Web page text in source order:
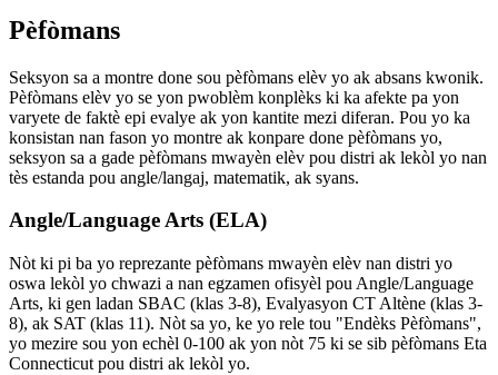
Pèfòmans
Seksyon sa a montre done sou pèfòmans elèv yo ak absans kwonik.
Pèfòmans elèv yo se yon pwoblèm konplèks ki ka afekte pa yon
varyete de faktè epi evalye ak yon kantite mezi diferan. Pou yo ka
konsistan nan fason yo montre ak konpare done pèfòmans yo,
seksyon sa a gade pèfòmans mwayèn elèv pou distri ak lekòl yo nan
tès estanda pou angle/langaj, matematik, ak syans.
Angle/Language Arts (ELA)
Nòt ki pi ba yo reprezante pèfòmans mwayèn elèv nan distri yo
oswa lekòl yo chwazi a nan egzamen ofisyèl pou Angle/Language
Arts, ki gen ladan SBAC (klas 3-8), Evalyasyon CT Altène (klas 3-
8), ak SAT (klas 11). Nòt sa yo, ke yo rele tou "Endèks Pèfòmans",
yo mezire sou yon echèl 0-100 ak yon nòt 75 ki se sib pèfòmans Eta
Connecticut pou distri ak lekòl yo.